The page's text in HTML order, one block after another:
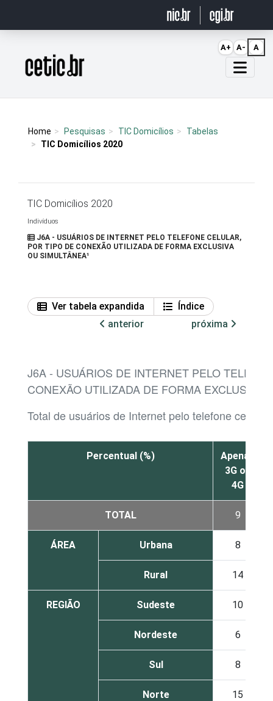
Página inicial
Home Pesquisas TIC Domicílios
Tabelas
TIC Domicílios 2020
TIC Domicílios 2020
Indivíduos
J6A - USUÁRIOS DE INTERNET PELO TELEFONE CELULAR,
POR TIPO DE CONEXÃO UTILIZADA DE FORMA EXCLUSIVA
OU SIMULTÂNEA¹
Ver tabela expandida
Índice
anterior
próxima
J6A - USUÁRIOS DE INTERNET PELO
CONEXÃO UTILIZADA DE FORMA EXCLUSIVA
Total de usuários de Internet pelo telefone celular
Percentual (%)
Apenas
3G ou
4G
TOTAL 9
ÁREA Urbana 8
Rural 14
REGIÃO Sudeste 10
Nordeste 6
Sul 8
Norte 15
A+ A- A